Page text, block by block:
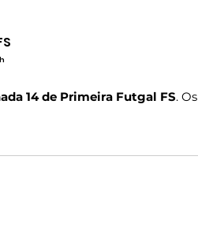
14 de Primeira Futgal FS. Os